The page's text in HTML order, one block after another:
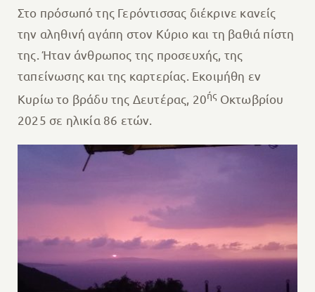
Στο πρόσωπό της Γερόντισσας διέκρινε κανείς
την αληθινή αγάπη στον Κύριο και τη βαθιά πίστη
της. Ήταν άνθρωπος της προσευχής, της
ταπείνωσης και της καρτερίας. Εκοιμήθη εν
Κυρίω το βράδυ της Δευτέρας, 20ής Οκτωβρίου
2025 σε ηλικία 86 ετών.